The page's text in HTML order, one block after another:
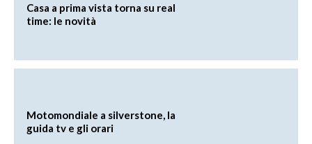
Casa a prima vista torna su real
time: le novità
Motomondiale a silverstone, la
guida tv e gli orari